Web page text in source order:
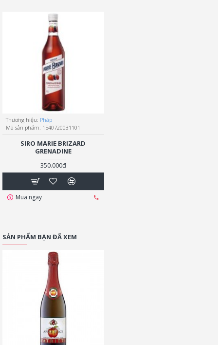
Thương hiệu: Pháp
Mã sản phẩm: 1540720031101
SIRO MARIE BRIZARD
GRENADINE
350.000đ
Mua ngay
SẢN PHẨM BẠN ĐÃ XEM